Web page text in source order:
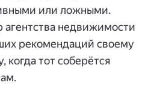
или ложными.
недвижимости
рекомендаций своему
тот соберётся